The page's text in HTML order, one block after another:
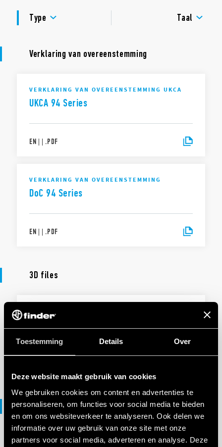
Toestemming Details Over
Deze website maakt gebruik van cookies
We gebruiken cookies om content en advertenties te
personaliseren, om functies voor social media te bieden
en om ons websiteverkeer te analyseren. Ook delen we
informatie over uw gebruik van onze site met onze
partners voor social media, adverteren en analyse. Deze
GOEDKEURINGEN
Type
Taal
Verklaring van overeenstemming
VERKLARING VAN OVEREENSTEMMING UKCA
UKCA 94 Series
EN | | .PDF
VERKLARING VAN OVEREENSTEMMING
DoC 94 Series
EN | | .PDF
3D files
DXF files
FILE DXF